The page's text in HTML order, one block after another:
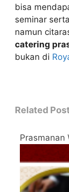
bisa
seminar
namun
catering
bukan di
Related
Prasmanan